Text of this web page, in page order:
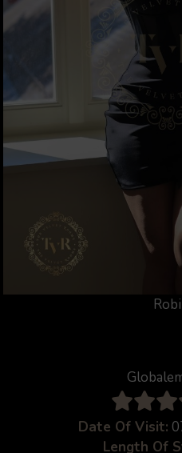
Robi
Date Of Visit:
Length Of